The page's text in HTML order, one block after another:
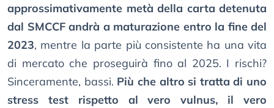
approssimativamente metà della carta detenuta
dal SMCCF andrà a maturazione entro la fine del
2023, mentre la parte più consistente ha una vita
di mercato che proseguirà fino al 2025. I rischi?
Sinceramente, bassi. Più che altro si tratta di uno
stress test rispetto al vero vulnus, il vero